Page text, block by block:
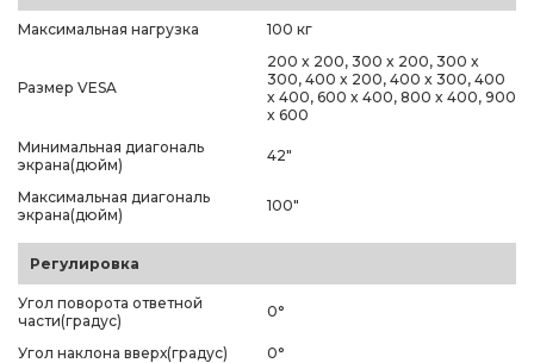
Максимальная нагрузка 100 кг
Размер VESA
200 x 200, 300 x 200, 300 x
300, 400 x 200, 400 x 300, 400
x 400, 600 x 400, 800 x 400, 900
x 600
Минимальная диагональ
экрана(дюйм)
42"
Максимальная диагональ
экрана(дюйм)
100"
Регулировка
Угол поворота ответной
части(градус)
0°
Угол наклона вверх(градус)
0°